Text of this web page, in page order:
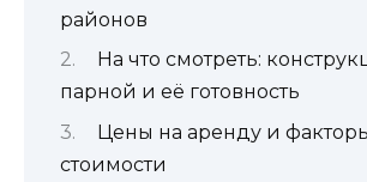
районов
На что смотреть:
парной и её готовность
Цены на аренду и
стоимости